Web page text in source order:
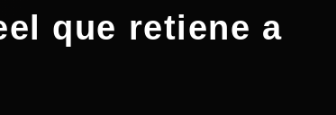
que retiene a